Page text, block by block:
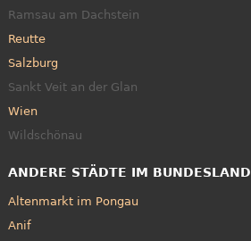
Ramsau am Dachstein
Reutte
Salzburg
Sankt Veit an der Glan
Wien
Wildschönau
ANDERE STÄDTE IM BUNDESLAND
Altenmarkt im Pongau
Anif